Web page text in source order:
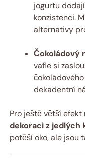
jogurtu
konzistenci.
alternativy
Čokoládový
vafle si
dekadentní
Pro ještě větší
dekoraci z jedlých
potěší oko, ale jsou